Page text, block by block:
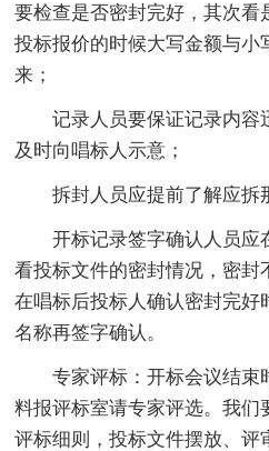
要检查是否密封完好，其次看
投标报价的时候大写金额与小
来；
记录人员要保证记录内容
及时向唱标人示意；
拆封人员应提前了解应拆
开标记录签字确认人员应
看投标文件的密封情况，密封
在唱标后投标人确认密封完好
名称再签字确认。
专家评标：开标会议结束
料报评标室请专家评选。我们
评标细则，投标文件摆放、评